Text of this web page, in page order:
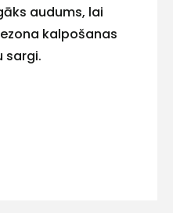
audums, lai
kalpošanas
sargi.